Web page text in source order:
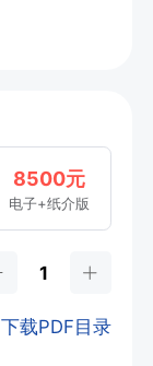
8500元
电子+纸介版
下载PDF目录